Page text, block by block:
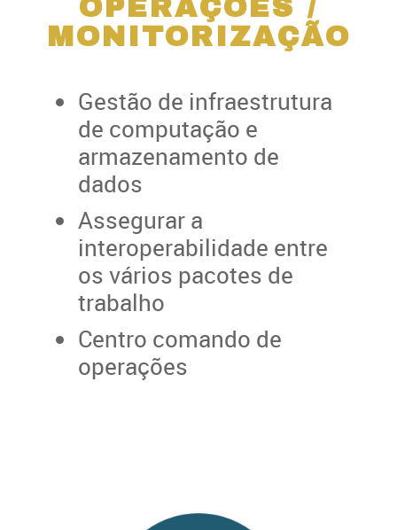
OPERAÇÕES /
MONITORIZAÇÃO
Gestão de infraestrutura
de computação e
armazenamento de
dados
Assegurar a
interoperabilidade entre
os vários pacotes de
trabalho
Centro comando de
operações